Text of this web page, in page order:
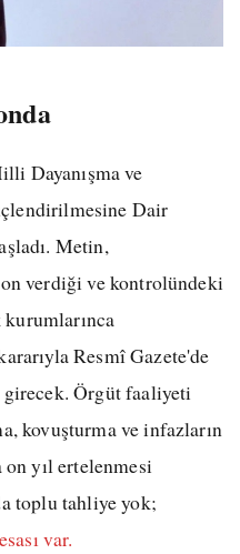
Dayanışma ve
Dair
Metin,
verdiği ve kontrolündeki
Resmî Gazete'de
girecek. Örgüt faaliyeti
kovuşturma ve infazların
on yıl ertelenmesi
toplu tahliye yok;
esası var.